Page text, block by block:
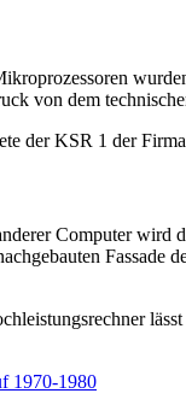
von dem
der KSR 1 der
Computer wird
Fassade
1970-1980